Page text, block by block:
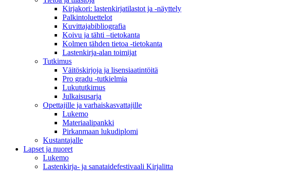
Kirjakori: lastenkirjatilastot ja -näyttely
Palkintoluettelot
Kuvittaja­bibliografia
Koivu ja tähti –tietokanta
Kolmen tähden tietoa -tietokanta
Lastenkirja-alan toimijat
Tutkimus
Väitöskirjoja ja lisensiaatintöitä
Pro gradu -tutkielmia
Lukututkimus
Julkaisusarja
Opettajille ja varhaiskasvattajille
Lukemo
Materiaalipankki
Pirkanmaan lukudiplomi
Kustantajalle
Lapset ja nuoret
Lukemo
Lastenkirja- ja sanataidefestivaali Kirjalitta